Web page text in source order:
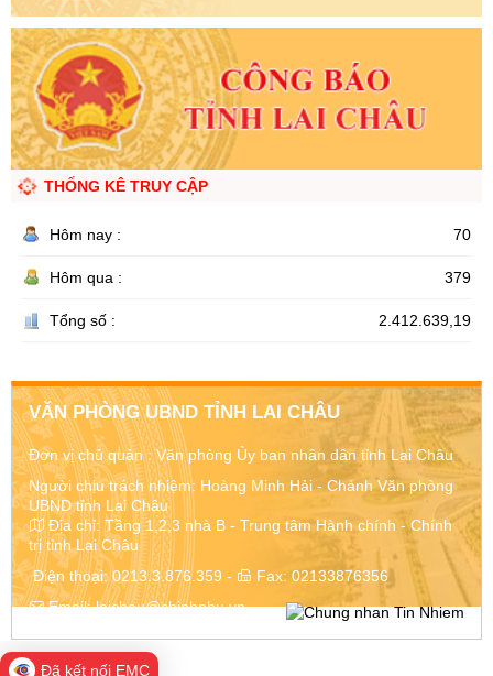
THỐNG KÊ TRUY CẬP
Hôm nay : 70
Hôm qua : 379
Tổng số : 2.412.639,19
VĂN PHÒNG UBND TỈNH LAI CHÂU
Đơn vị chủ quản :Văn phòng Ủy ban nhân dân tỉnh Lai Châu
Người chịu trách nhiệm: Hoàng Minh Hải - Chánh Văn phòng
UBND tỉnh Lai Châu
Địa chỉ: Tầng 1,2,3 nhà B - Trung tâm Hành chính - Chính
trị tỉnh Lai Châu
Điện thoại:0213.3.876.359 - Fax: 02133876356
Email:laichau@chinhphu.vn
Đã kết nối EMC